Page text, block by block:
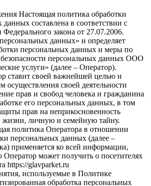
Настоящая политика обработки
данных составлена в соответствии с
закона от 27.07.2006.
данных» и определяет
персональных данных и меры по
персональных данных ООО
услуги» (далее – Оператор).
ставит своей важнейшей целью и
осуществления своей деятельности
прав и свобод человека и гражданина
его персональных данных, в том
прав на неприкосновенность
жизни, личную и семейную тайну.
политика Оператора в отношении
персональных данных (далее –
применяется ко всей информации,
Оператор может получить о посетителях
https://glavparket.ru
используемые в Политике
обработка персональных